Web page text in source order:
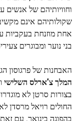
וחוויותיהם של
שקולותיהם אינם
אחת מוזנחת בעקביות
בני נוער ומבוגרים
האבחנות של פרגוסון
המלך צ'ארלס השלישי
בצורות סרטן לא
החולים רויאל מרסדן
בהפוגה בינואר. עם